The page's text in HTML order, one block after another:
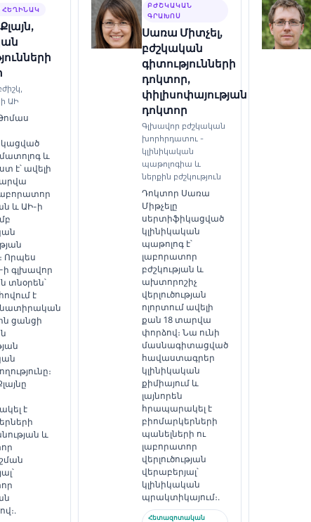
ՀԵՂԻՆԱԿ
ԱԻ
և
է՝ ավելի
և ԱԻ-ի
Որպես
ի գլխավոր
տնօրեն՝
է
ցանցի
է
և
ԲԺՇԿԱԿԱՆ
ԳՐԱԽՈՍ
Սառա Միտչել,
բժշկական
գիտությունների
դոկտոր,
փիլիսոփայության
դոկտոր
Գլխավոր բժշկական
խորհրդատու -
կլինիկական
պաթոլոգիա և
ներքին բժշկություն
Դոկտոր Սառա
Միթչելը
սերտիֆիկացված
կլինիկական
պաթոլոգ է՝
լաբորատոր
բժշկության և
ախտորոշիչ
վերլուծության
ոլորտում ավելի
քան 18 տարվա
փորձով։ Նա ունի
մասնագիտացված
հավաստագրեր
կլինիկական
քիմիայում և
լայնորեն
հրապարակել է
բիոմարկերների
պանելների ու
լաբորատոր
վերլուծության
վերաբերյալ՝
կլինիկական
պրակտիկայում։.
Հետազոտական